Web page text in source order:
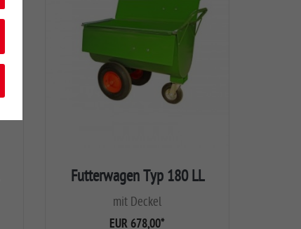
Futterwagen Typ 180 LL
mit Deckel
EUR 678,00*